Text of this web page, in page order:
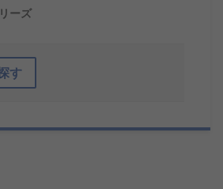
ーズ
す